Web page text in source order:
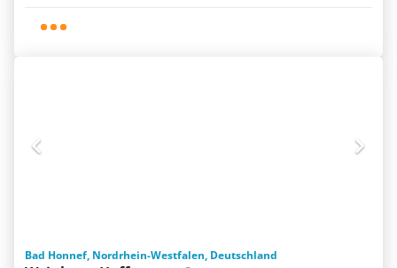
Bad Honnef, Nordrhein-Westfalen, Deutschland